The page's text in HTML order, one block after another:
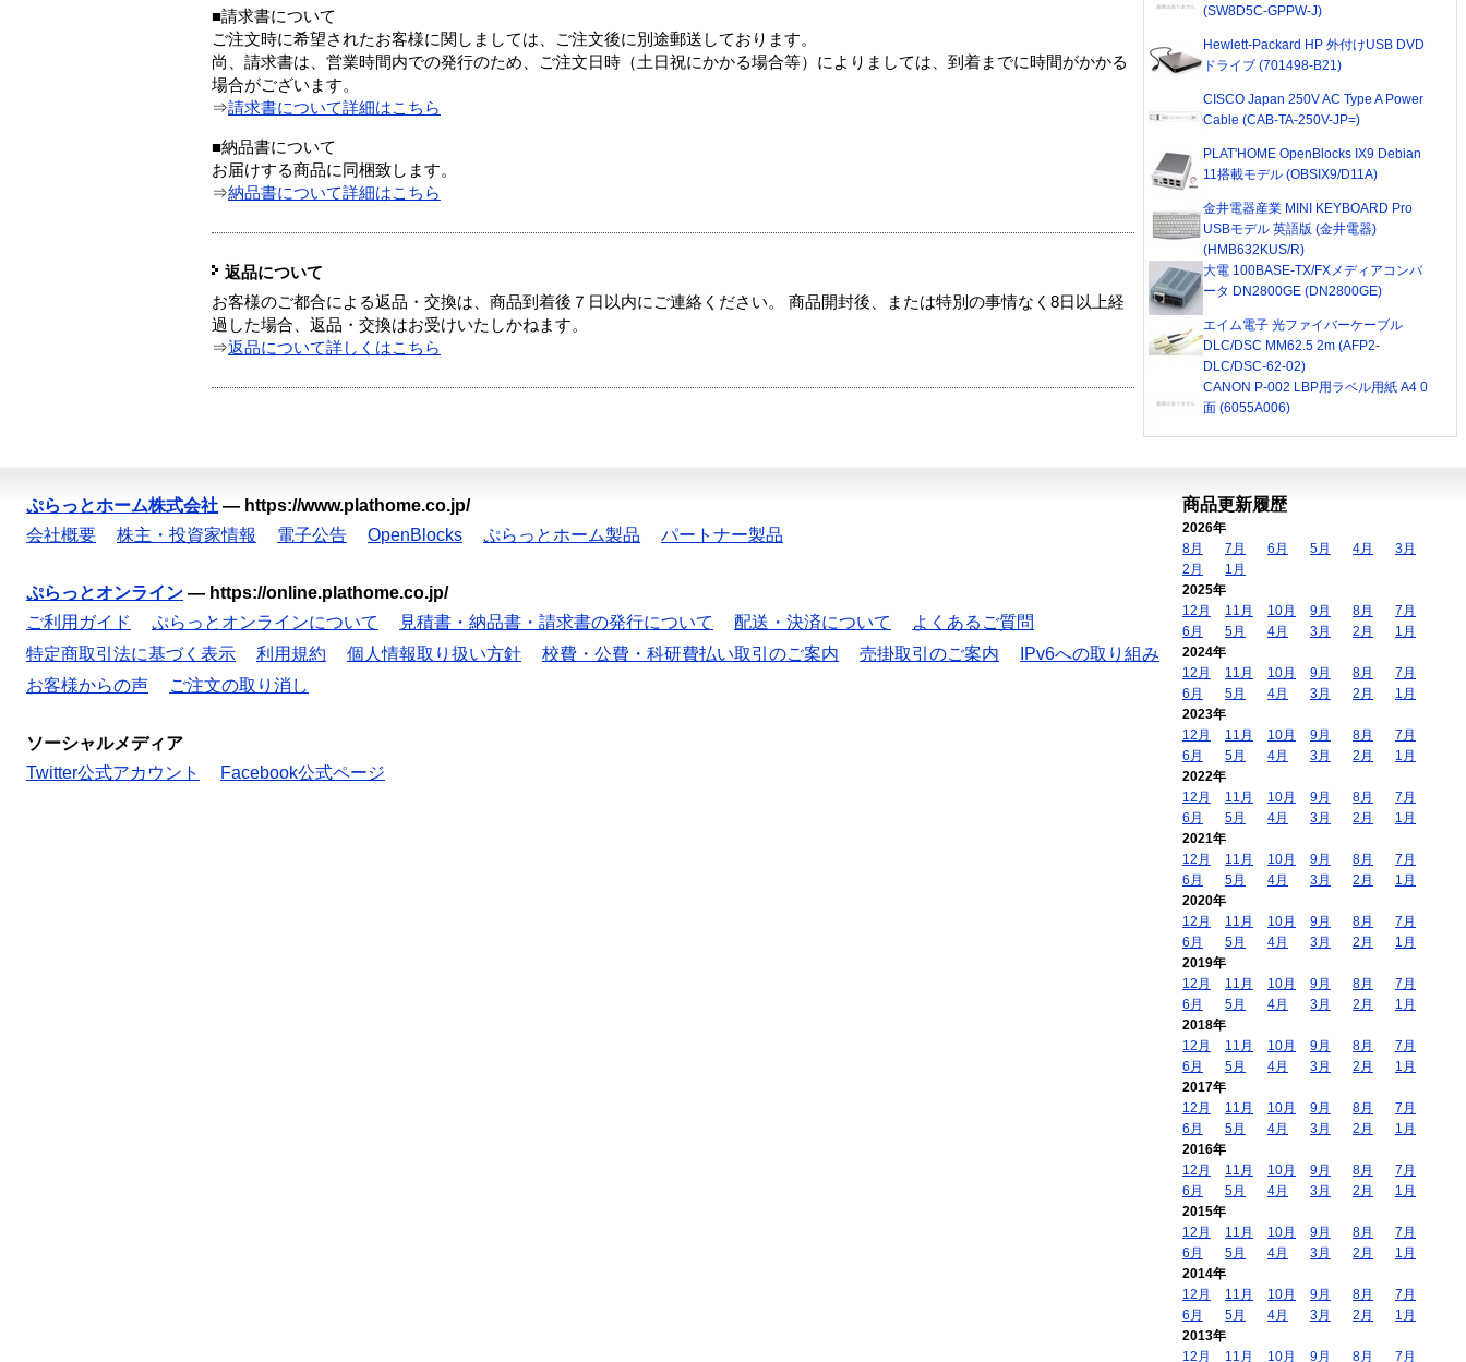
■請求書について
ご注文時に希望されたお客様に関しましては、ご注文後に別途郵送しております。
尚、請求書は、営業時間内での発行のため、ご注文日時（土日祝にかかる場合等）によりましては、到着までに時間がかかる
場合がございます。
⇒請求書について詳細はこちら
■納品書について
お届けする商品に同梱致します。
⇒納品書について詳細はこちら
返品について
お客様のご都合による返品・交換は、商品到着後７日以内にご連絡ください。 商品開封後、または特別の事情なく8日以上経
過した場合、返品・交換はお受けいたしかねます。
⇒返品について詳しくはこちら
(SW8D5C-GPPW-J)
Hewlett-Packard HP 外付けUSB DVD
ドライブ (701498-B21)
CISCO Japan 250V AC Type A Power
Cable (CAB-TA-250V-JP=)
PLAT'HOME OpenBlocks IX9 Debian
11搭載モデル (OBSIX9/D11A)
金井電器産業 MINI KEYBOARD Pro
USBモデル 英語版 (金井電器)
(HMB632KUS/R)
大電 100BASE-TX/FXメディアコンバ
ータ DN2800GE (DN2800GE)
エイム電子 光ファイバーケーブル
DLC/DSC MM62.5 2m (AFP2-
DLC/DSC-62-02)
CANON P-002 LBP用ラベル用紙 A4 0
面 (6055A006)
ぷらっとホーム株式会社 — https://www.plathome.co.jp/
会社概要
株主・投資家情報 電子公告 OpenBlocks ぷらっとホーム製品 パートナー製品
ぷらっとオンライン — https://online.plathome.co.jp/
ご利用ガイド
ぷらっとオンラインについて 見積書・納品書・請求書の発行について 配送・決済について
よくあるご質問
特定商取引法に基づく表示
利用規約 個人情報取り扱い方針 校費・公費・科研費払い取引のご案内 売掛取引のご案内
IPv6への取り組み
お客様からの声
ご注文の取り消し
ソーシャルメディア
Twitter公式アカウント
Facebook公式ページ
商品更新履歴
2026年
8月
7月 6月 5月 4月
3月
2月
1月
2025年
12月
11月 10月 9月 8月
7月
6月
5月 4月 3月 2月
1月
2024年
12月
11月 10月 9月 8月
7月
6月
5月 4月 3月 2月
1月
2023年
12月
11月 10月 9月 8月
7月
6月
5月 4月 3月 2月
1月
2022年
12月
11月 10月 9月 8月
7月
6月
5月 4月 3月 2月
1月
2021年
12月
11月 10月 9月 8月
7月
6月
5月 4月 3月 2月
1月
2020年
12月
11月 10月 9月 8月
7月
6月
5月 4月 3月 2月
1月
2019年
12月
11月 10月 9月 8月
7月
6月
5月 4月 3月 2月
1月
2018年
12月
11月 10月 9月 8月
7月
6月
5月 4月 3月 2月
1月
2017年
12月
11月 10月 9月 8月
7月
6月
5月 4月 3月 2月
1月
2016年
12月
11月 10月 9月 8月
7月
6月
5月 4月 3月 2月
1月
2015年
12月
11月 10月 9月 8月
7月
6月
5月 4月 3月 2月
1月
2014年
12月
11月 10月 9月 8月
7月
6月
5月 4月 3月 2月
1月
2013年
12月
11月 10月 9月 8月 7月